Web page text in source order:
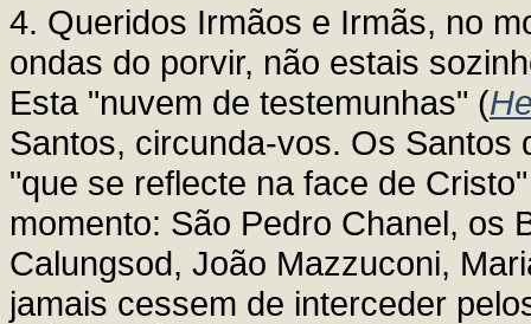
4. Queridos Irmãos e Irmãs, no
ondas do porvir, não estais
Esta "nuvem de testemunhas" (
Santos, circunda-vos. Os Santos
"que se reflecte na face de
momento: São Pedro Chanel, os
Calungsod, João Mazzuconi,
jamais cessem de interceder